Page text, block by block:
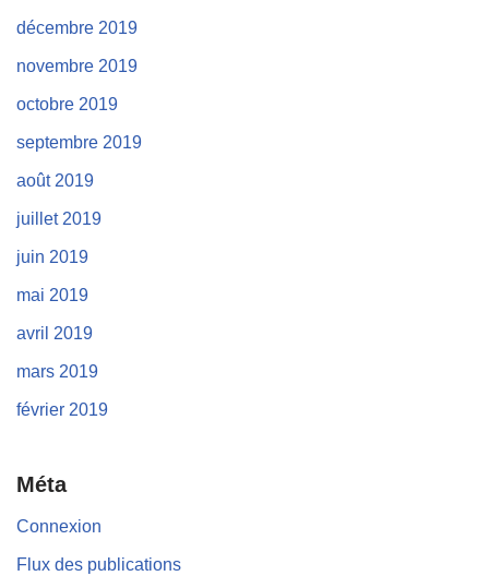
décembre 2019
novembre 2019
octobre 2019
septembre 2019
août 2019
juillet 2019
juin 2019
mai 2019
avril 2019
mars 2019
février 2019
Méta
Connexion
Flux des publications